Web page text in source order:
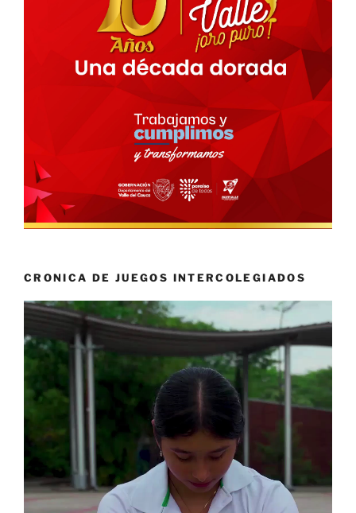
CRONICA DE JUEGOS INTERCOLEGIADOS
Reproductor
vídeo